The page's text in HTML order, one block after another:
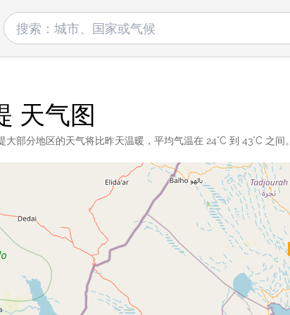
天气图
大部分地区的天气将比昨天温暖，平均气温在 24°C 到 43°C 之间。